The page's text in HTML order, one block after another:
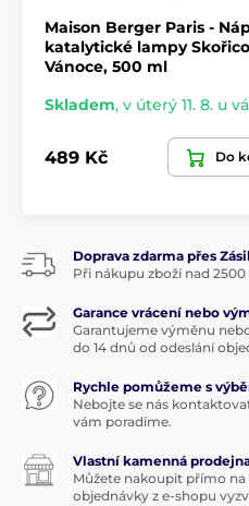
Maison Berger Paris -
katalytické lampy
Vánoce, 500 ml
Skladem, v úterý 11. 8. u
489 Kč Do
Doprava zdarma přes
Při nákupu zboží nad
Garance vrácení nebo
Garantujeme výměnu
do 14 dnů od odeslání
Rychle pomůžeme s
Nebojte se nás
vám poradíme.
Vlastní kamenná
Můžete nakoupit přímo na
objednávky z e-shopu